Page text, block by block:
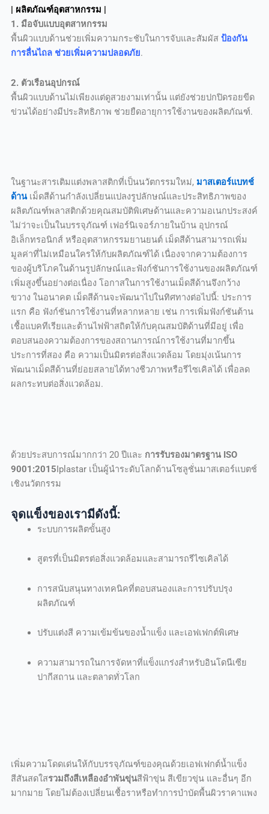
| ผลิตภัณฑ์อุตสาหกรรม |
1. มือจับแบบอุตสาหกรรม
พื้นผิวแบบด้านช่วยเพิ่มความกระชับในการจับและสัมผัส ป้องกัน
การลื่นไถล ช่วยเพิ่มความปลอดภัย.
2. ตัวเรือนอุปกรณ์
พื้นผิวแบบด้านไม่เพียงแต่ดูสวยงามเท่านั้น แต่ยังช่วยปกปิดรอยขีด
ข่วนได้อย่างมีประสิทธิภาพ ช่วยยืดอายุการใช้งานของผลิตภัณฑ์.
ในฐานะสารเติมแต่งพลาสติกที่เป็นนวัตกรรมใหม่, มาสเตอร์แบทช์
ด้านเม็ดสีด้านกำลังเปลี่ยนแปลงรูปลักษณ์และประสิทธิภาพของ
ผลิตภัณฑ์พลาสติกด้วยคุณสมบัติพิเศษด้านและความอเนกประสงค์
ไม่ว่าจะเป็นในบรรจุภัณฑ์ เฟอร์นิเจอร์ภายในบ้าน อุปกรณ์
อิเล็กทรอนิกส์ หรืออุตสาหกรรมยานยนต์ เม็ดสีด้านสามารถเพิ่ม
มูลค่าที่ไม่เหมือนใครให้กับผลิตภัณฑ์ได้ เนื่องจากความต้องการ
ของผู้บริโภคในด้านรูปลักษณ์และฟังก์ชันการใช้งานของผลิตภัณฑ์
เพิ่มสูงขึ้นอย่างต่อเนื่อง โอกาสในการใช้งานเม็ดสีด้านจึงกว้าง
ขวาง ในอนาคต เม็ดสีด้านจะพัฒนาไปในทิศทางต่อไปนี้: ประการ
แรก คือ ฟังก์ชันการใช้งานที่หลากหลาย เช่น การเพิ่มฟังก์ชันต้าน
เชื้อแบคทีเรียและต้านไฟฟ้าสถิตให้กับคุณสมบัติด้านที่มีอยู่ เพื่อ
ตอบสนองความต้องการของสถานการณ์การใช้งานที่มากขึ้น
ประการที่สอง คือ ความเป็นมิตรต่อสิ่งแวดล้อม โดยมุ่งเน้นการ
พัฒนาเม็ดสีด้านที่ย่อยสลายได้ทางชีวภาพหรือรีไซเคิลได้ เพื่อลด
ผลกระทบต่อสิ่งแวดล้อม.
ด้วยประสบการณ์มากกว่า 20 ปีและ การรับรองมาตรฐาน ISO
9001:2015Iplastar เป็นผู้นำระดับโลกด้านโซลูชั่นมาสเตอร์แบตช์
เชิงนวัตกรรม
จุดแข็งของเรามีดังนี้:
ระบบการผลิตขั้นสูง
สูตรที่เป็นมิตรต่อสิ่งแวดล้อมและสามารถรีไซเคิลได้
การสนับสนุนทางเทคนิคที่ตอบสนองและการปรับปรุง
ผลิตภัณฑ์
ปรับแต่งสี ความเข้มข้นของน้ำแข็ง และเอฟเฟกต์พิเศษ
ความสามารถในการจัดหาที่แข็งแกร่งสำหรับอินโดนีเซีย
ปากีสถาน และตลาดทั่วโลก
เพิ่มความโดดเด่นให้กับบรรจุภัณฑ์ของคุณด้วยเอฟเฟกต์น้ำแข็ง
สีสันสดใสรวมถึงสีเหลืองอำพันขุ่นสีฟ้าขุ่น สีเขียวขุ่น และอื่นๆ อีก
มากมาย โดยไม่ต้องเปลี่ยนเชื้อราหรือทำการบำบัดพื้นผิวราคาแพง